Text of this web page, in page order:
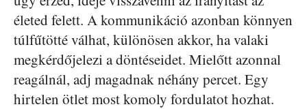
életed felett. A kommunikáció azonban könnyen
túlfűtötté válhat, különösen akkor, ha valaki
megkérdőjelezi a döntéseidet. Mielőtt azonnal
reagálnál, adj magadnak néhány percet. Egy
hirtelen ötlet most komoly fordulatot hozhat.